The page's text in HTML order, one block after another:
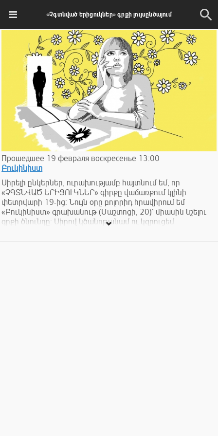
«Չգտնված երիցուկներ» գրքի լույսընծայում
Прошедшее 19 февраля воскресенье 13:00
Բուկինիստ
Սիրելի ընկերներ, ուրախությամբ հայտնում եմ, որ
«ՉԳՏՆՎԱԾ ԵՐԻՑՈՒԿՆԵՐ» գիրքը վաճառքում կլինի
փետրվարի 19-ից: Նույն օրը բոլորիդ հրավիրում եմ
«Բուկինիստ» գրախանութ (Մաշտոցի, 20)՝ միասին նշելու
գրքի ծնունդը: Սիրով կծանոթանամ ու կզրուցեմ